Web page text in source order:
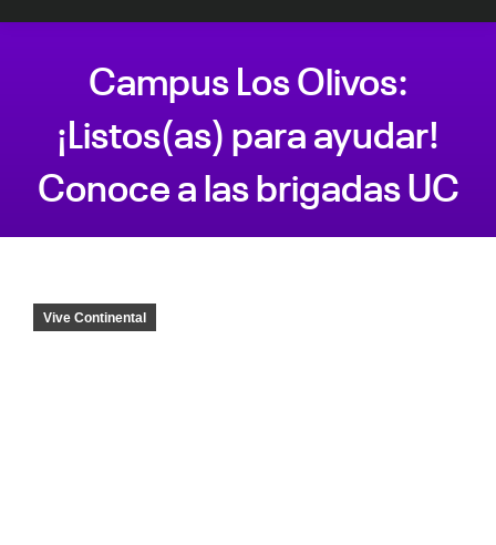
Campus Los Olivos:
¡Listos(as) para ayudar!
Conoce a las brigadas UC
Vive Continental